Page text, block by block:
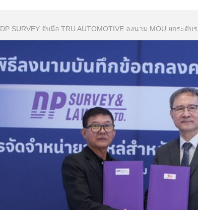
DP SURVEY จับมือ TRU AUTOMOTIVE ลงนาม MOU ยกระดั